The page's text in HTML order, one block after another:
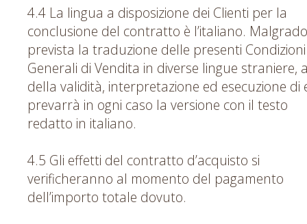
4.4 La lingua a disposizione dei Clienti per la
conclusione del contratto è l’italiano.
prevista la traduzione delle presenti Condizioni
Generali di Vendita in diverse lingue straniere,
della validità, interpretazione ed esecuzione di
prevarrà in ogni caso la versione con il testo
redatto in italiano.
4.5 Gli effetti del contratto d’acquisto si
verificheranno al momento del pagamento
dell’importo totale dovuto.